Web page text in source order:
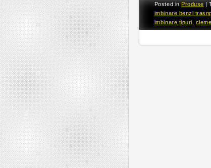
Posted inProduse |
imbinare benzi
imbinare tipuri